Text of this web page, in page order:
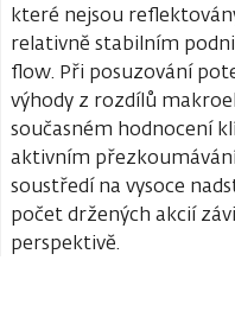
které nejsou
relativně stabilním
flow. Při posuzování
výhody z rozdílů
současném hodnocení
aktivním
soustředí na vysoce
počet držených akcií
perspektivě.